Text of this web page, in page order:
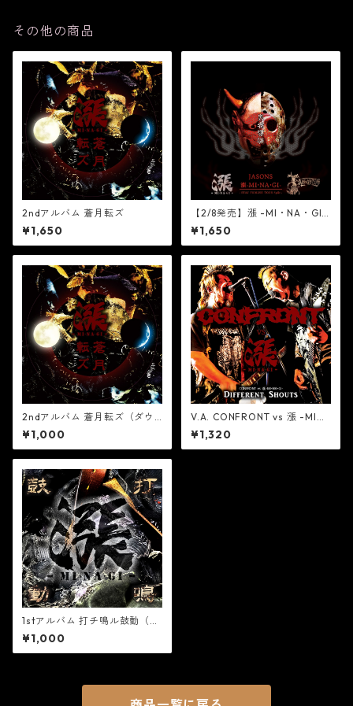
その他の商品
2ndアルバム 蒼月転ズ
¥1,650
【2/8発売】漲 -MI・NA・GI-
／JASONSスプリットアルバム
- STAY FOOLISH TOUR Split
- 『愚者響鳴』
¥1,650
2ndアルバム 蒼月転ズ（ダウ
ンロード版／PDF歌詞カード
付）
¥1,000
V.A. CONFRONT vs 漲 -MI・
NA・GI- ～Different Shouts
～
¥1,320
1stアルバム 打チ鳴ル鼓動（ダ
ウンロード版／PDF歌詞カー
ド付）
¥1,000